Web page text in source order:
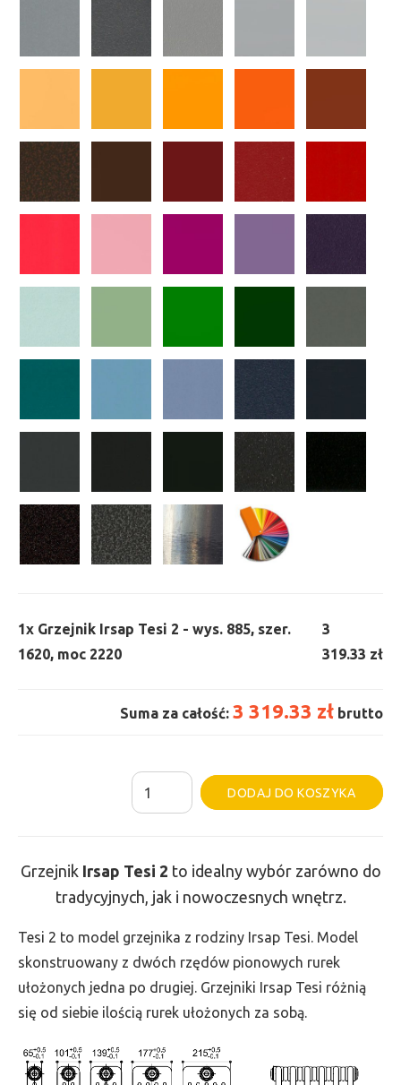
1x Grzejnik Irsap Tesi 2 - wys. 885, szer.
1620, moc 2220
3
319.33 zł
Suma za całość: 3 319.33 zł brutto
ilość
Grzejnik
-
wys.
885,
szer.
1620,
2220
DODAJ DO KOSZYKA
Grzejnik Irsap Tesi 2 to idealny wybór zarówno do
tradycyjnych, jak i nowoczesnych wnętrz.
Tesi 2 to model grzejnika z rodziny Irsap Tesi. Model
skonstruowany z dwóch rzędów pionowych rurek
ułożonych jedna po drugiej. Grzejniki Irsap Tesi różnią
się od siebie ilością rurek ułożonych za sobą.